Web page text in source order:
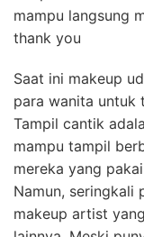
mampu langsung
thank you
Saat ini makeup
para wanita untuk
Tampil cantik
mampu tampil
mereka yang
Namun, seringkali
makeup artist